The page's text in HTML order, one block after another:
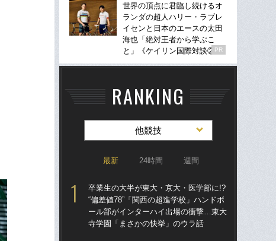
世界の頂点に君臨し続けるオ
ランダの超人ハリー・ラブレ
イセンと日本のエースの太田
海也「絶対王者から学ぶこ
と」《ケイリン国際対談②》
PR
RANKING
他競技
最新 24時間 週間
卒業生の大半が東大・京大・医学部に!?
“偏差値78”「関西の超進学校」ハンドボ
ール部がインターハイ出場の衝撃…東大
寺学園「まさかの快挙」のウラ話